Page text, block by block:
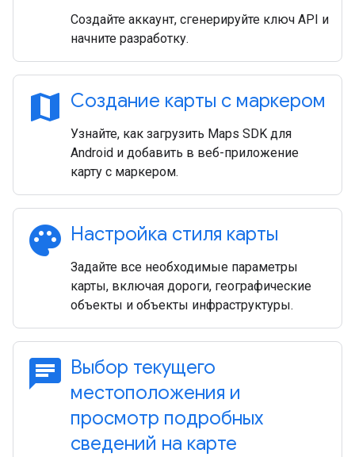
Создайте аккаунт, сгенерируйте ключ API и
начните разработку.
map Создание карты с маркером
Узнайте, как загрузить Maps SDK для
Android и добавить в веб-приложение
карту с маркером.
palette Настройка стиля карты
Задайте все необходимые параметры
карты, включая дороги, географические
объекты и объекты инфраструктуры.
chat Выбор текущего
местоположения и
просмотр подробных
сведений на карте